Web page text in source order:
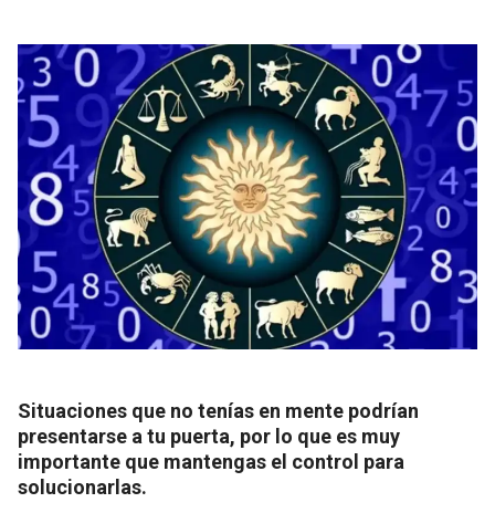
Situaciones que no tenías en mente podrían
presentarse a tu puerta, por lo que es muy
importante que mantengas el control para
solucionarlas.